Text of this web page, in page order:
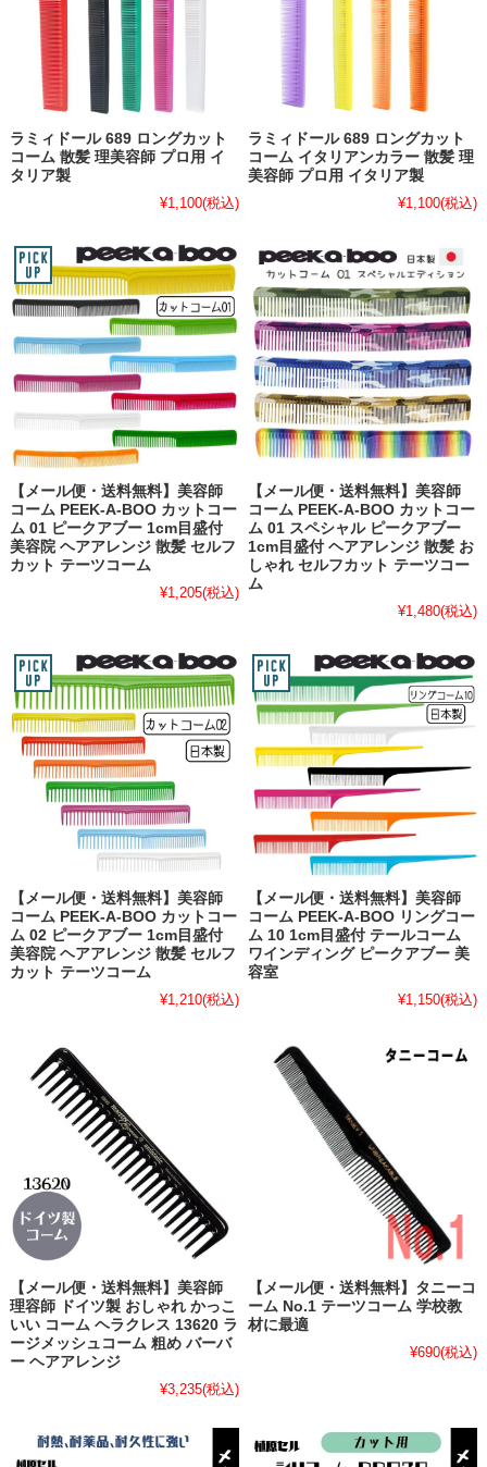
ラミィドール 689 ロングカット
コーム 散髪 理美容師 プロ用 イ
タリア製
¥1,100(税込)
ラミィドール 689 ロングカット
コーム イタリアンカラー 散髪 理
美容師 プロ用 イタリア製
¥1,100(税込)
【メール便・送料無料】美容師
コーム PEEK-A-BOO カットコー
ム 01 ピークアブー 1cm目盛付
美容院 ヘアアレンジ 散髪 セルフ
カット テーツコーム
¥1,205(税込)
【メール便・送料無料】美容師
コーム PEEK-A-BOO カットコー
ム 01 スペシャル ピークアブー
1cm目盛付 ヘアアレンジ 散髪 お
しゃれ セルフカット テーツコー
ム
¥1,480(税込)
【メール便・送料無料】美容師
コーム PEEK-A-BOO カットコー
ム 02 ピークアブー 1cm目盛付
美容院 ヘアアレンジ 散髪 セルフ
カット テーツコーム
¥1,210(税込)
【メール便・送料無料】美容師
コーム PEEK-A-BOO リングコー
ム 10 1cm目盛付 テールコーム
ワインディング ピークアブー 美
容室
¥1,150(税込)
【メール便・送料無料】美容師
理容師 ドイツ製 おしゃれ かっこ
いい コーム ヘラクレス 13620 ラ
ージメッシュコーム 粗め バーバ
ー ヘアアレンジ
¥3,235(税込)
【メール便・送料無料】タニーコ
ーム No.1 テーツコーム 学校教
材に最適
¥690(税込)